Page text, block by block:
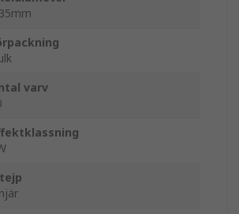
varv